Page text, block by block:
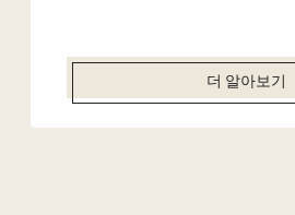
더 알아보기